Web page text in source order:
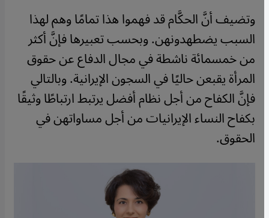
وتضيف أنَّ الحكَّام قد فهموا هذا تمامًا وهم لهذا
السبب يضطهدونهن. وبحسب تعبيرها فإنَّ أكثر
من خمسمائة ناشطة في مجال الدفاع عن حقوق
المرأة يقبعن حاليًا في السجون الإيرانية. وبالتالي
فإنَّ الكفاح من أجل نظام أفضل يرتبط ارتباطًا وثيقًا
بكفاح النساء الإيرانيات من أجل مساواتهن في
الحقوق.